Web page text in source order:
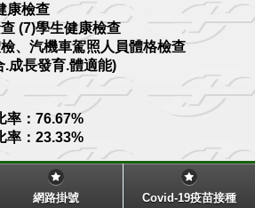
康檢查
(7)學生健康檢查
、汽機車駕照人員體格檢查
.成長發育.體適能)
率：76.67%
率：23.33%
網路掛號 Covid-19疫苗接種